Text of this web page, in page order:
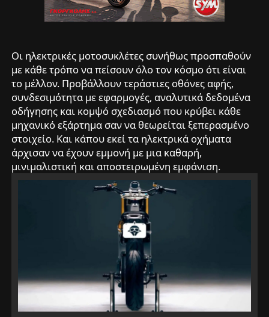
Οι ηλεκτρικές μοτοσυκλέτες συνήθως προσπαθούν
με κάθε τρόπο να πείσουν όλο τον κόσμο ότι είναι
το μέλλον. Προβάλλουν τεράστιες οθόνες αφής,
συνδεσιμότητα με εφαρμογές, αναλυτικά δεδομένα
οδήγησης και κομψό σχεδιασμό που κρύβει κάθε
μηχανικό εξάρτημα σαν να θεωρείται ξεπερασμένο
στοιχείο. Και κάπου εκεί τα ηλεκτρικά οχήματα
άρχισαν να έχουν εμμονή με μια καθαρή,
μινιμαλιστική και αποστειρωμένη εμφάνιση.